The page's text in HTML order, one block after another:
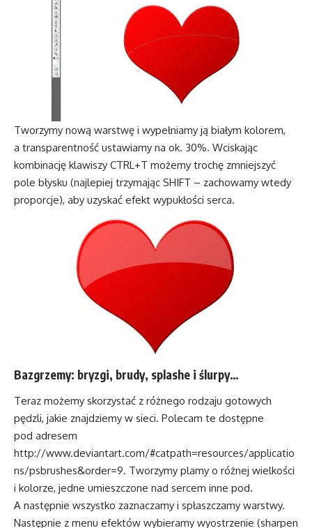
Tworzymy nową warstwę i wypełniamy ją białym kolorem,
a transparentność ustawiamy na ok. 30%. Wciskając
kombinację klawiszy CTRL+T możemy trochę zmniejszyć
pole błysku (najlepiej trzymając SHIFT – zachowamy wtedy
proporcje), aby uzyskać efekt wypukłości serca.
Bazgrzemy: bryzgi, brudy, splashe i ślurpy…
Teraz możemy skorzystać z różnego rodzaju gotowych
pędzli, jakie znajdziemy w sieci. Polecam te dostępne
pod adresem
http://www.deviantart.com/#catpath=resources/applicatio
ns/psbrushes&order=9. Tworzymy plamy o różnej wielkości
i kolorze, jedne umieszczone nad sercem inne pod.
A następnie wszystko zaznaczamy i spłaszczamy warstwy.
Następnie z menu efektów wybieramy wyostrzenie (sharpen